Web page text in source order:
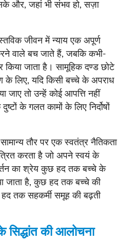
और, जहां भी संभव हो, सज़ा
जीवन में न्याय एक अपूर्ण
वाले बच जाते हैं, जबकि कभी-
किया जाता है। सामूहिक दण्ड छोटे
के लिए, यदि किसी बच्चे के अपराध
जाए तो उन्हें कोई आपत्ति नहीं
के गलत कामों के लिए निर्दोषों
तौर पर एक स्वतंत्र नैतिकता
करता है जो अपने स्वयं के
का श्रेय कुछ हद तक बच्चे के
जाता है, कुछ हद तक बच्चे की
तक सहकर्मी समूह की बढ़ती
सिद्धांत की आलोचना